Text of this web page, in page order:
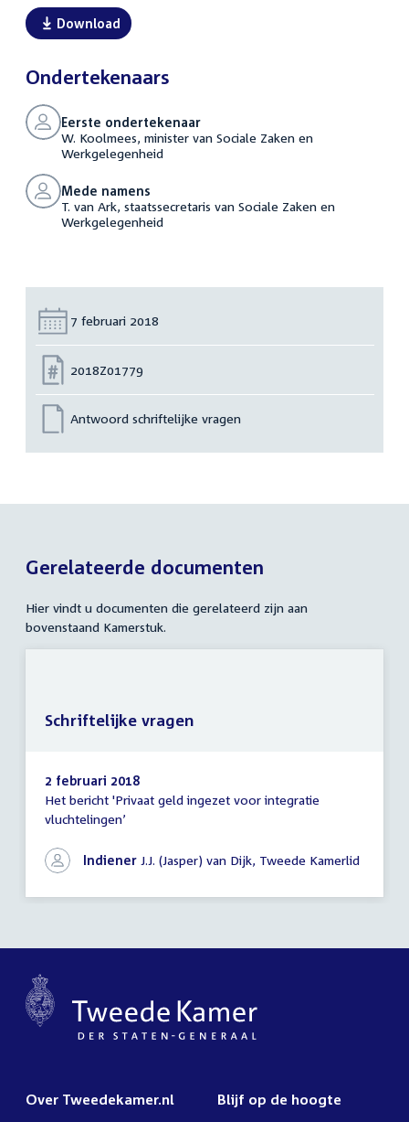
Download
Ondertekenaars
Eerste ondertekenaar
W. Koolmees, minister van Sociale Zaken en
Werkgelegenheid
Mede namens
T. van Ark, staatssecretaris van Sociale Zaken en
Werkgelegenheid
Datum:
7 februari 2018
Nummer:
2018Z01779
Antwoord schriftelijke vragen
Gerelateerde documenten
Hier vindt u documenten die gerelateerd zijn aan
bovenstaand Kamerstuk.
Schriftelijke
vragen
2 februari 2018
Het bericht 'Privaat geld ingezet voor integratie
vluchtelingen’
Indiener J.J. (Jasper) van Dijk, Tweede Kamerlid
Schriftelijke vragen
Over Tweedekamer.nl Blijf op de hoogte